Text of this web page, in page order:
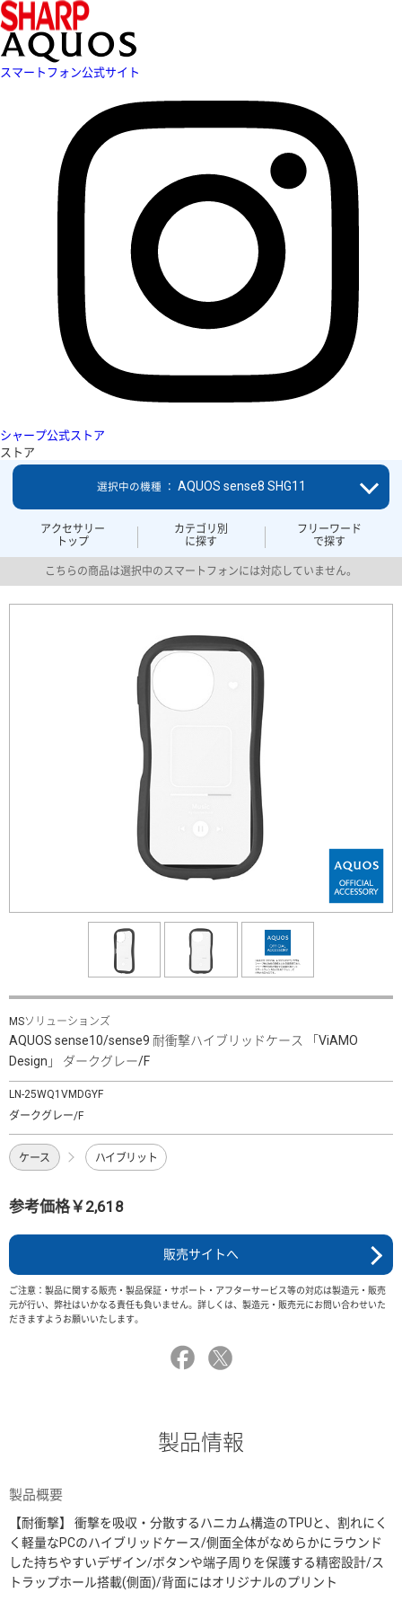
スマートフォン公式サイト
シャープ公式ストア
ストア
アクセサリー
トップ
カテゴリ別
に探す
フリーワード
で探す
選択中の機種 ： AQUOS sense8 SHG11
こちらの商品は選択中のスマートフォンには対応していません。
MSソリューションズ
AQUOS sense10/sense9 耐衝撃ハイブリッドケース 「ViAMO
Design」 ダークグレー/F
LN-25WQ1VMDGYF
ダークグレー/F
ケース ハイブリット
参考価格￥2,618
販売サイトへ
ご注意：製品に関する販売・製品保証・サポート・アフターサービス等の対応は製造元・販売
元が行い、弊社はいかなる責任も負いません。詳しくは、製造元・販売元にお問い合わせいた
だきますようお願いいたします。
製品情報
製品概要
【耐衝撃】 衝撃を吸収・分散するハニカム構造のTPUと、割れにく
く軽量なPCのハイブリッドケース/側面全体がなめらかにラウンド
した持ちやすいデザイン/ボタンや端子周りを保護する精密設計/ス
トラップホール搭載(側面)/背面にはオリジナルのプリント